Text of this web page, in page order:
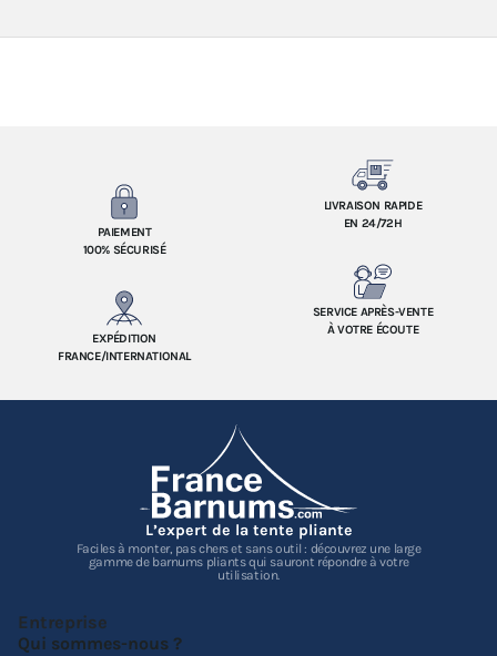
PAIEMENT
100% SÉCURISÉ
LIVRAISON RAPIDE
EN 24/72H
EXPÉDITION
FRANCE/INTERNATIONAL
SERVICE APRÈS-VENTE
À VOTRE ÉCOUTE
L’expert de la tente pliante
Faciles à monter, pas chers et sans outil : découvrez une large
gamme de barnums pliants qui sauront répondre à votre
utilisation.
Entreprise
Qui sommes-nous ?